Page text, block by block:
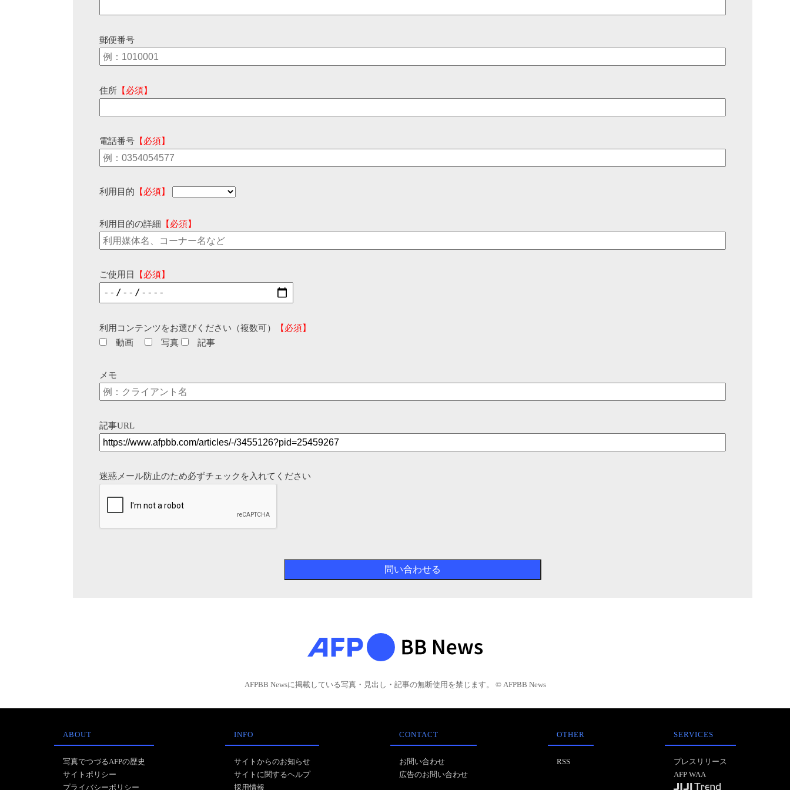
郵便番号
住所 【必須】
電話番号 【必須】
利用目的 【必須】
利用目的の詳細 【必須】
ご使用日 【必須】
利用コンテンツをお選びください（複数可）
【必須】
動画
写真 記事
メモ
記事URL
迷惑メール防止のため必ずチェックを入れてください
AFPBB Newsに掲載している写真・見出し・記事の無断使用を禁じます。 © AFPBB News
ABOUT
写真でつづるAFPの歴史
サイトポリシー
プライバシーポリシー
INFO
サイトからのお知らせ
サイトに関するヘルプ
採用情報
CONTACT
お問い合わせ
広告のお問い合わせ
OTHER
RSS
SERVICES
プレスリリース
AFP WAA